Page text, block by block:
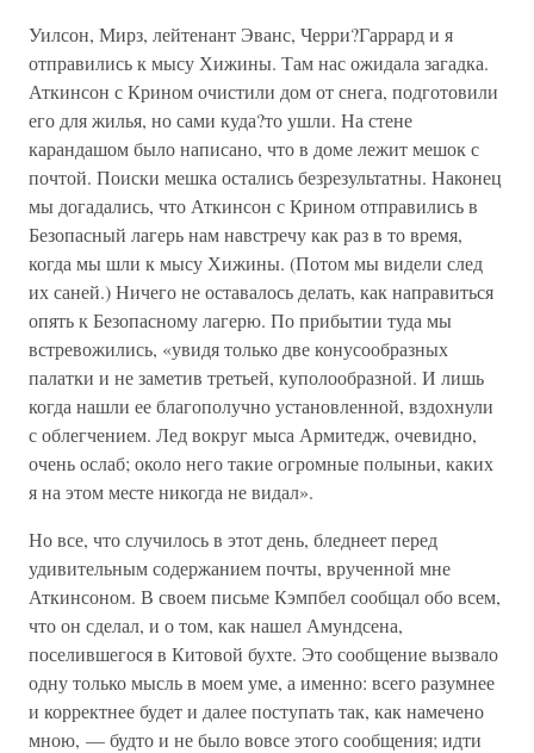
Уилсон, Мирз, лейтенант Эванс, Черри?Гаррард и я
отправились к мысу Хижины. Там нас ожидала загадка.
Аткинсон с Крином очистили дом от снега, подготовили
его для жилья, но сами куда?то ушли. На стене
карандашом было написано, что в доме лежит мешок с
почтой. Поиски мешка остались безрезультатны. Наконец
мы догадались, что Аткинсон с Крином отправились в
Безопасный лагерь нам навстречу как раз в то время,
когда мы шли к мысу Хижины. (Потом мы видели след
их саней.) Ничего не оставалось делать, как направиться
опять к Безопасному лагерю. По прибытии туда мы
встревожились, «увидя только две конусообразных
палатки и не заметив третьей, куполообразной. И лишь
когда нашли ее благополучно установленной, вздохнули
с облегчением. Лед вокруг мыса Армитедж, очевидно,
очень ослаб; около него такие огромные полыньи, каких
я на этом месте никогда не видал».
Но все, что случилось в этот день, бледнеет перед
удивительным содержанием почты, врученной мне
Аткинсоном. В своем письме Кэмпбел сообщал обо всем,
что он сделал, и о том, как нашел Амундсена,
поселившегося в Китовой бухте. Это сообщение вызвало
одну только мысль в моем уме, а именно: всего разумнее
и корректнее будет и далее поступать так, как намечено
мною, — будто и не было вовсе этого сообщения; идти